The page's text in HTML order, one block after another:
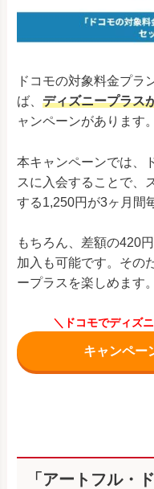
ドコモの対象料金プラ
ば、 ディズニープラス
ャンペーンがあります。
本キャンペーンでは、
スに入会することで、
する1,250円が3ヶ月間
もちろん、差額の420
加入も可能です。その
ープラスを楽しめます。
＼ドコモでディズ
キャンペー
「アートフル・